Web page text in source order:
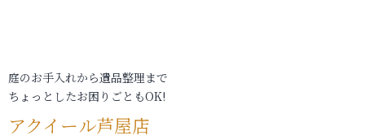
庭のお手入れから遺品整理まで
ちょっとしたお困りごともOK!
アクイール芦屋店